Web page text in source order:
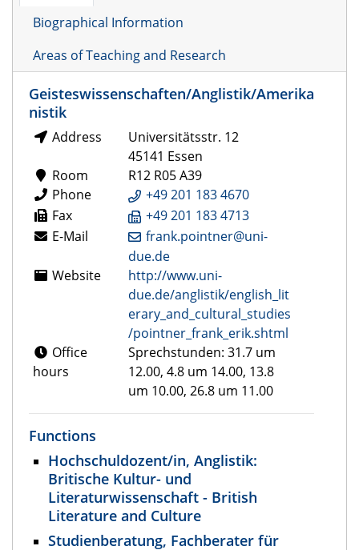
Biographical Information
Areas of Teaching and Research
Geisteswissenschaften/Anglistik/Amerika
nistik
Address
Universitätsstr. 12
45141 Essen
Room
R12 R05 A39
Phone
+49 201 183 4670
Fax
+49 201 183 4713
E-Mail
frank.pointner@uni-
due.de
Website
http://www.uni-
due.de/anglistik/english_lit
erary_and_cultural_studies
/pointner_frank_erik.shtml
Office
hours
Sprechstunden: 31.7 um
12.00, 4.8 um 14.00, 13.8
um 10.00, 26.8 um 11.00
Functions
Hochschuldozent/in, Anglistik:
Britische Kultur- und
Literaturwissenschaft - British
Literature and Culture
Studienberatung, Fachberater für